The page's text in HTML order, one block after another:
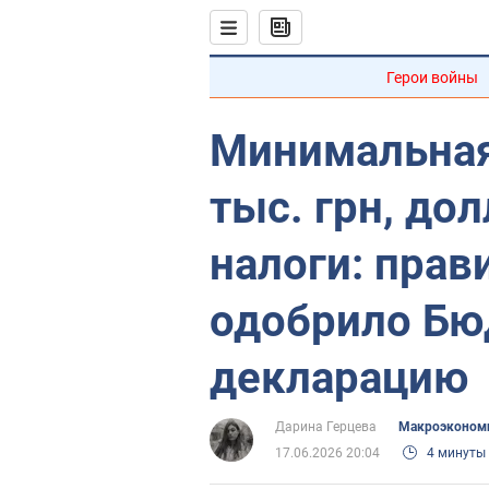
Герои войны
тыс. грн,
налоги:
одобрило
декларацию
Дарина Герцева
17.06.2026 20:04
4 минуты